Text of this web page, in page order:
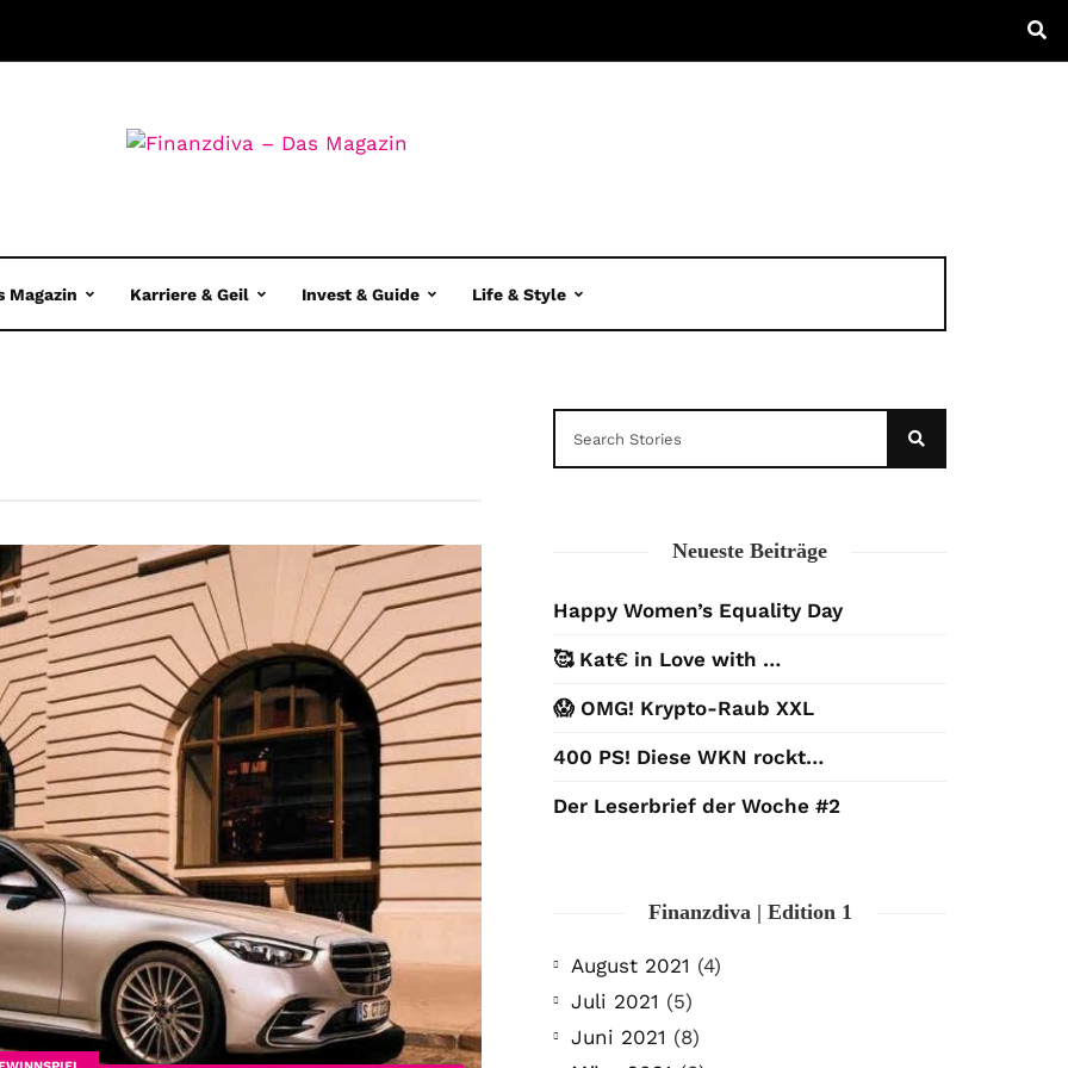
Magazin Karriere & Geil Invest & Guide Life & Style
Neueste Beiträge
Happy Women’s Equality Day
🥰 Kat€ in Love with …
😱 OMG! Krypto-Raub XXL
400 PS! Diese WKN rockt…
Der Leserbrief der Woche #2
Finanzdiva | Edition 1
August 2021 (4)
Juli 2021 (5)
Juni 2021 (8)